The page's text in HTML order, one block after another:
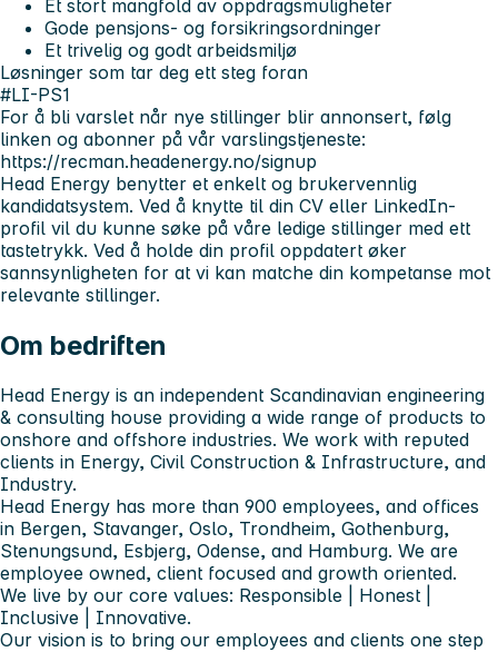
Et stort mangfold av oppdragsmuligheter
Gode pensjons- og forsikringsordninger
Et trivelig og godt arbeidsmiljø
Løsninger som tar deg ett steg foran
#LI-PS1
For å bli varslet når nye stillinger blir annonsert, følg
linken og abonner på vår varslingstjeneste:
https://recman.headenergy.no/signup
Head Energy benytter et enkelt og brukervennlig
kandidatsystem. Ved å knytte til din CV eller LinkedIn-
profil vil du kunne søke på våre ledige stillinger med ett
tastetrykk. Ved å holde din profil oppdatert øker
sannsynligheten for at vi kan matche din kompetanse mot
relevante stillinger.
Om bedriften
Head Energy is an independent Scandinavian engineering
& consulting house providing a wide range of products to
onshore and offshore industries. We work with reputed
clients in Energy, Civil Construction & Infrastructure, and
Industry.
Head Energy has more than 900 employees, and offices
in Bergen, Stavanger, Oslo, Trondheim, Gothenburg,
Stenungsund, Esbjerg, Odense, and Hamburg. We are
employee owned, client focused and growth oriented.
We live by our core values: Responsible | Honest |
Inclusive | Innovative.
Our vision is to bring our employees and clients one step